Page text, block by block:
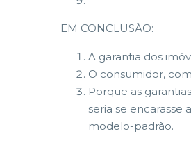
EM CONCLUSÃO:
A garantia dos
O consumidor,
Porque as
seria se
modelo-padrão.